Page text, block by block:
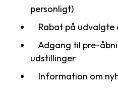
personligt)
Rabat på udvalgte
Adgang til pre-
udstillinger
Information om